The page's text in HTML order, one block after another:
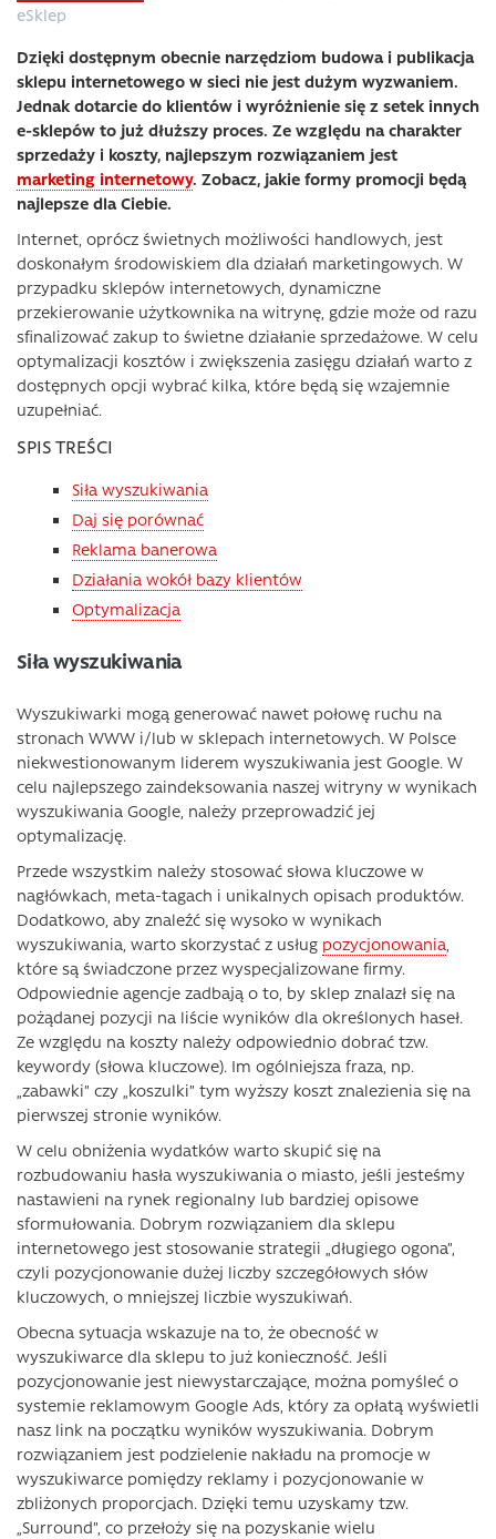
eSklep
Dzięki dostępnym obecnie narzędziom budowa i publikacja
sklepu internetowego w sieci nie jest dużym wyzwaniem.
Jednak dotarcie do klientów i wyróżnienie się z setek innych
e-sklepów to już dłuższy proces. Ze względu na charakter
sprzedaży i koszty, najlepszym rozwiązaniem jest
marketing internetowy. Zobacz, jakie formy promocji będą
najlepsze dla Ciebie.
Internet, oprócz świetnych możliwości handlowych, jest
doskonałym środowiskiem dla działań marketingowych. W
przypadku sklepów internetowych, dynamiczne
przekierowanie użytkownika na witrynę, gdzie może od razu
sfinalizować zakup to świetne działanie sprzedażowe. W celu
optymalizacji kosztów i zwiększenia zasięgu działań warto z
dostępnych opcji wybrać kilka, które będą się wzajemnie
uzupełniać.
SPIS TREŚCI
Siła wyszukiwania
Daj się porównać
Reklama banerowa
Działania wokół bazy klientów
Optymalizacja
Siła wyszukiwania
Wyszukiwarki mogą generować nawet połowę ruchu na
stronach WWW i/lub w sklepach internetowych. W Polsce
niekwestionowanym liderem wyszukiwania jest Google. W
celu najlepszego zaindeksowania naszej witryny w wynikach
wyszukiwania Google, należy przeprowadzić jej
optymalizację.
Przede wszystkim należy stosować słowa kluczowe w
nagłówkach, meta-tagach i unikalnych opisach produktów.
Dodatkowo, aby znaleźć się wysoko w wynikach
wyszukiwania, warto skorzystać z usług pozycjonowania,
które są świadczone przez wyspecjalizowane firmy.
Odpowiednie agencje zadbają o to, by sklep znalazł się na
pożądanej pozycji na liście wyników dla określonych haseł.
Ze względu na koszty należy odpowiednio dobrać tzw.
keywordy (słowa kluczowe). Im ogólniejsza fraza, np.
„zabawki” czy „koszulki” tym wyższy koszt znalezienia się na
pierwszej stronie wyników.
W celu obniżenia wydatków warto skupić się na
rozbudowaniu hasła wyszukiwania o miasto, jeśli jesteśmy
nastawieni na rynek regionalny lub bardziej opisowe
sformułowania. Dobrym rozwiązaniem dla sklepu
internetowego jest stosowanie strategii „długiego ogona”,
czyli pozycjonowanie dużej liczby szczegółowych słów
kluczowych, o mniejszej liczbie wyszukiwań.
Obecna sytuacja wskazuje na to, że obecność w
wyszukiwarce dla sklepu to już konieczność. Jeśli
pozycjonowanie jest niewystarczające, można pomyśleć o
systemie reklamowym Google Ads, który za opłatą wyświetli
nasz link na początku wyników wyszukiwania. Dobrym
rozwiązaniem jest podzielenie nakładu na promocje w
wyszukiwarce pomiędzy reklamy i pozycjonowanie w
zbliżonych proporcjach. Dzięki temu uzyskamy tzw.
„Surround”, co przełoży się na pozyskanie wielu